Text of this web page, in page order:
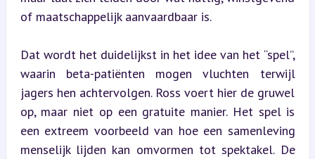
of maatschappelijk aanvaardbaar is.
Dat wordt het duidelijkst in het idee van het “spel”,
waarin beta-patiënten mogen vluchten terwijl
jagers hen achtervolgen. Ross voert hier de gruwel
op, maar niet op een gratuite manier. Het spel is
een extreem voorbeeld van hoe een samenleving
menselijk lijden kan omvormen tot spektakel. De